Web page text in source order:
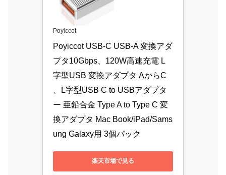
Poyiccot
Poyiccot USB-C USB-A 変換アダ
プタ10Gbps、120W高速充電 L
字型USB 変換アダプタ AからC
、L字型USB C to USBアダプタ
ー 亜鉛合金 Type A to Type C 変
換アダプタ Mac Book/iPad/Sams
ung Galaxy用 3個パック
楽天市場で見る